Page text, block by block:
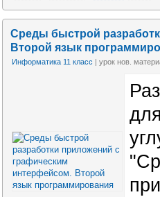
Среды быстрой
Второй язык
Информатика 11 класс | урок нов.